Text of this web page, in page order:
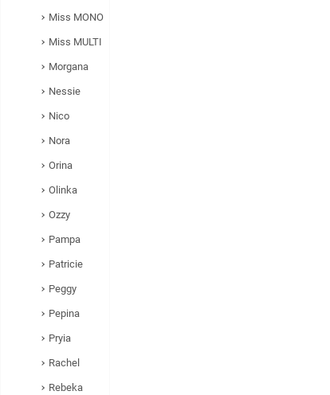
Miss MONO
Miss MULTI
Morgana
Nessie
Nico
Nora
Orina
Olinka
Ozzy
Pampa
Patricie
Peggy
Pepina
Pryia
Rachel
Rebeka